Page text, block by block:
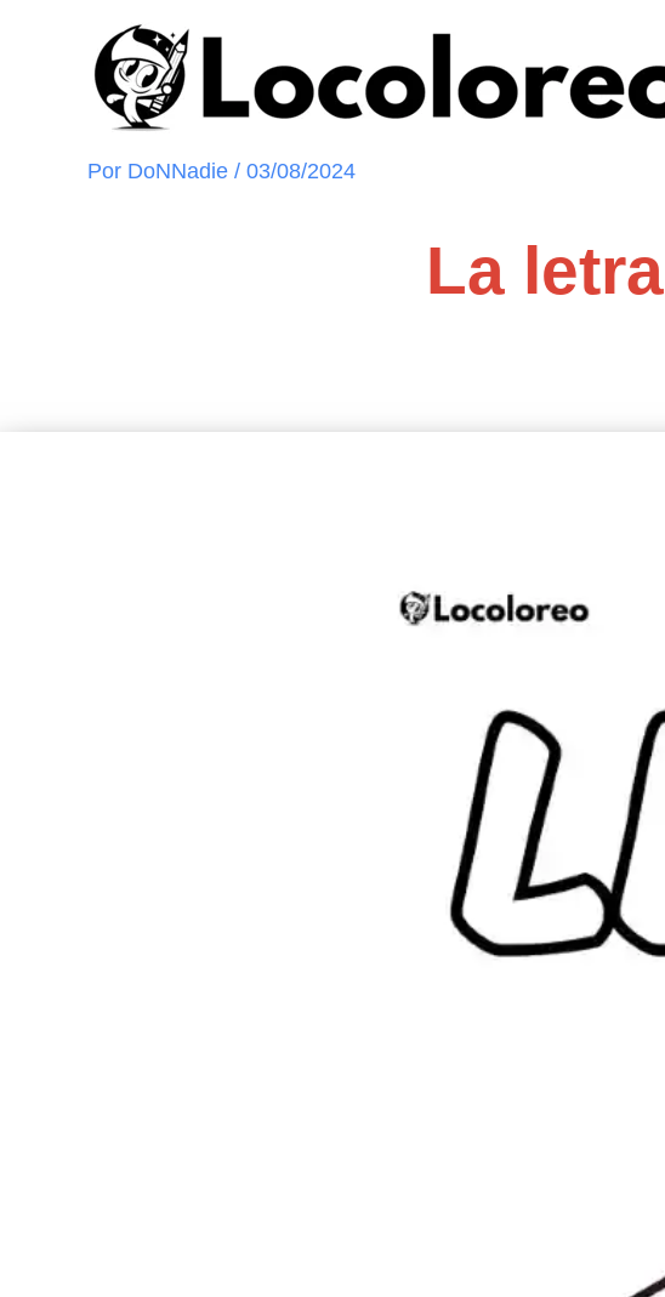
Por DoNNadie / 03/08/2024
La